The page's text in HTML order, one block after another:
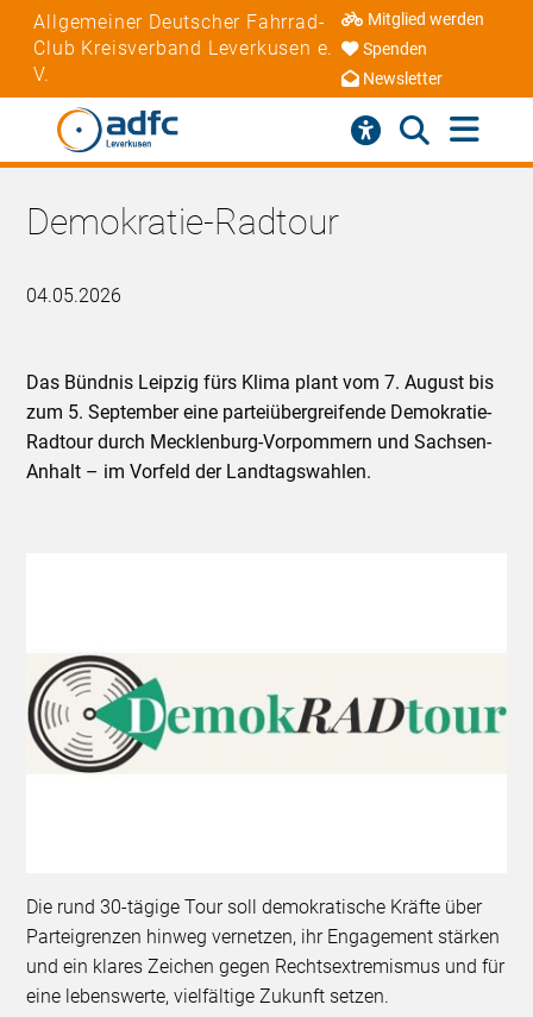
Allgemeiner Deutscher Fahrrad-
Club Kreisverband Leverkusen e.
V.
Mitglied werden
Spenden
Newsletter
Demokratie-Radtour
04.05.2026
Das Bündnis Leipzig fürs Klima plant vom 7. August bis
zum 5. September eine parteiübergreifende Demokratie-
Radtour durch Mecklenburg-Vorpommern und Sachsen-
Anhalt – im Vorfeld der Landtagswahlen.
Die rund 30-tägige Tour soll demokratische Kräfte über
Parteigrenzen hinweg vernetzen, ihr Engagement stärken
und ein klares Zeichen gegen Rechtsextremismus und für
eine lebenswerte, vielfältige Zukunft setzen.